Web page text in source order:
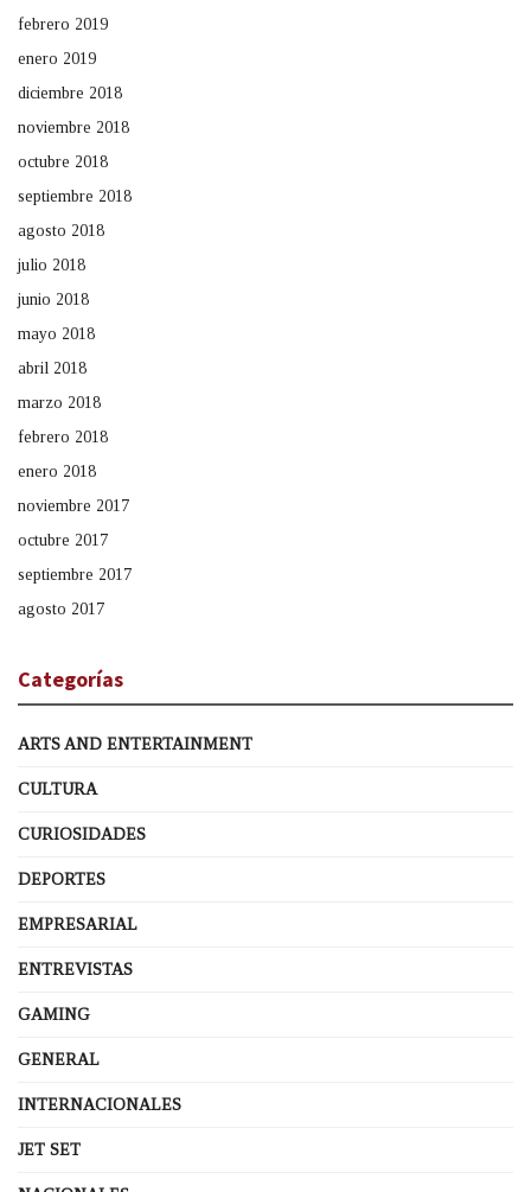
febrero 2019
enero 2019
diciembre 2018
noviembre 2018
octubre 2018
septiembre 2018
agosto 2018
julio 2018
junio 2018
mayo 2018
abril 2018
marzo 2018
febrero 2018
enero 2018
noviembre 2017
octubre 2017
septiembre 2017
agosto 2017
Categorías
ARTS AND ENTERTAINMENT
CULTURA
CURIOSIDADES
DEPORTES
EMPRESARIAL
ENTREVISTAS
GAMING
GENERAL
INTERNACIONALES
JET SET